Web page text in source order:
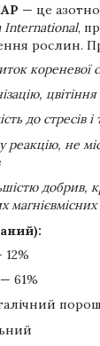
— це
International,
рослин.
кореневої
до стресів
реакцію, не
добрив,
магнієвмісних
61%